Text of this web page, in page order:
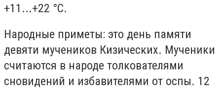
+11...+22 °C.
Народные приметы: это день памяти
девяти мучеников Кизических. Мученики
считаются в народе толкователями
сновидений и избавителями от оспы. 12